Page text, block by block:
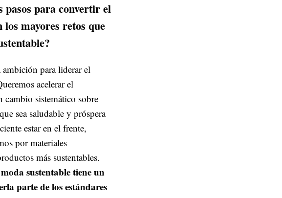
pasos para convertir el
los mayores retos que
para liderar el
acelerar el
cambio sistemático sobre
sea saludable y próspera
estar en el frente,
por materiales
más sustentables.
sustentable tiene un
parte de los estándares